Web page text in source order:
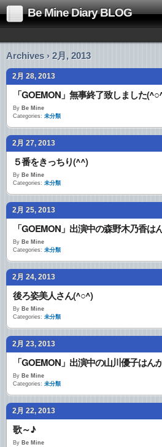
Be Mine Diary BLOG
Archives › 2月, 2013
2月 28, 2013
「GOEMON」無事終了致しました
By Be Mine
Categories: 未分類
2月 27, 2013
５番をきっちり(^^)
By Be Mine
Categories: 未分類
2月 25, 2013
「GOEMON」出演中の森野木乃香は
By Be Mine
Categories: 未分類
2月 24, 2013
後ろ姿美人さん(^○^)
By Be Mine
Categories: 未分類
2月 23, 2013
「GOEMON」出演中の山川優子はん
By Be Mine
Categories: 未分類
2月 22, 2013
歌～♪
By Be Mine